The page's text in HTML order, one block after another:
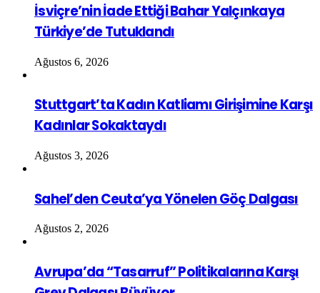
İsviçre’nin İade Ettiği Bahar Yalçınkaya
Türkiye’de Tutuklandı
Ağustos 6, 2026
Stuttgart’ta Kadın Katliamı Girişimine Karşı
Kadınlar Sokaktaydı
Ağustos 3, 2026
Sahel’den Ceuta’ya Yönelen Göç Dalgası
Ağustos 2, 2026
Avrupa’da “Tasarruf” Politikalarına Karşı